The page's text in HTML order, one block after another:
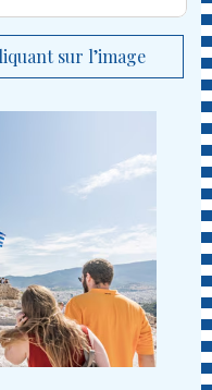
sur l’image